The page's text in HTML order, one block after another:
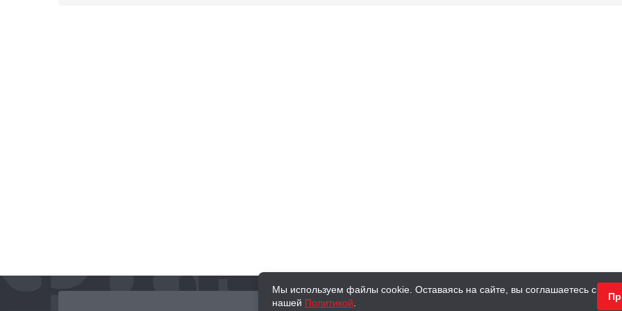
Мы используем файлы cookie. Оставаясь на сайте, вы соглашаетесь с
нашей Политикой